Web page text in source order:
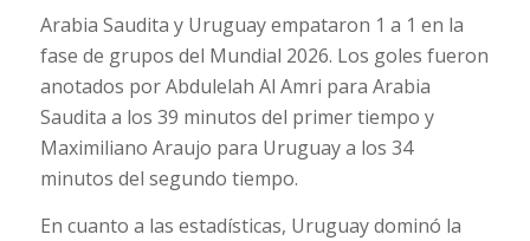
Arabia Saudita y Uruguay empataron 1 a 1 en la
fase de grupos del Mundial 2026. Los goles fueron
anotados por Abdulelah Al Amri para Arabia
Saudita a los 39 minutos del primer tiempo y
Maximiliano Araujo para Uruguay a los 34
minutos del segundo tiempo.
En cuanto a las estadísticas, Uruguay dominó la